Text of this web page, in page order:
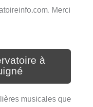
Merci
à
musicales que